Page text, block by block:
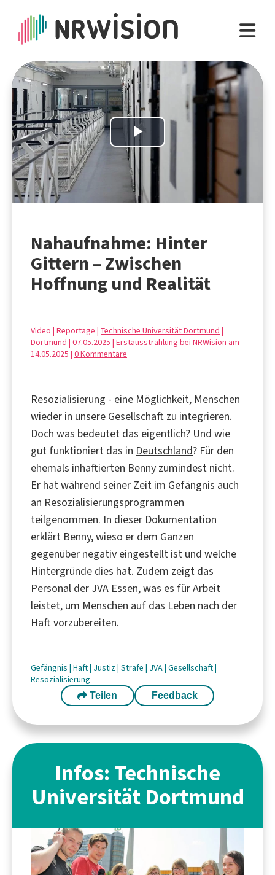
Play
Video
Nahaufnahme: Hinter
Gittern – Zwischen
Hoffnung und Realität
Video | Reportage | Technische Universität Dortmund |
Dortmund | 07.05.2025 | Erstausstrahlung bei NRWision am
14.05.2025 | 0 Kommentare
Resozialisierung - eine Möglichkeit, Menschen
wieder in unsere Gesellschaft zu integrieren.
Doch was bedeutet das eigentlich? Und wie
gut funktioniert das in Deutschland? Für den
ehemals inhaftierten Benny zumindest nicht.
Er hat während seiner Zeit im Gefängnis auch
an Resozialisierungsprogrammen
teilgenommen. In dieser Dokumentation
erklärt Benny, wieso er dem Ganzen
gegenüber negativ eingestellt ist und welche
Hintergründe dies hat. Zudem zeigt das
Personal der JVA Essen, was es fürArbeit
leistet, um Menschen auf das Leben nach der
Haft vorzubereiten.
Gefängnis | Haft| Justiz| Strafe | JVA| Gesellschaft|
Resozialisierung
Teilen Feedback
Infos: Technische
Universität Dortmund